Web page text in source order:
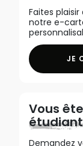
Faites
notre e-
JE
Vous
Demandez